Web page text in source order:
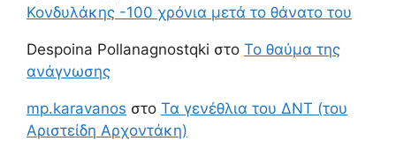
Κονδυλάκης -100 χρόνια μετά το θάνατο του
Despoina Pollanagnostqki στο Το θαύμα της
ανάγνωσης
mp.karavanos στο Τα γενέθλια του ΔΝΤ (του
Αριστείδη Αρχοντάκη)